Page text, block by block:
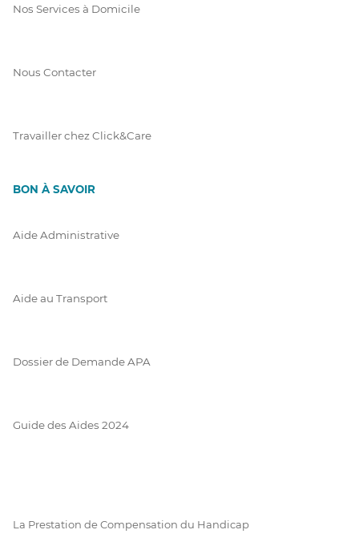
Nos Services à Domicile
Nous Contacter
Travailler chez Click&Care
BON À SAVOIR
Aide Administrative
Aide au Transport
Dossier de Demande APA
Guide des Aides 2024
La Prestation de Compensation du Handicap